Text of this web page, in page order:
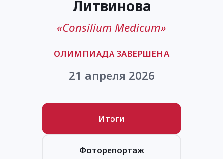
Литвинова
«Consilium Medicum»
ОЛИМПИАДА ЗАВЕРШЕНА
21 апреля 2026
Итоги
Фоторепортаж